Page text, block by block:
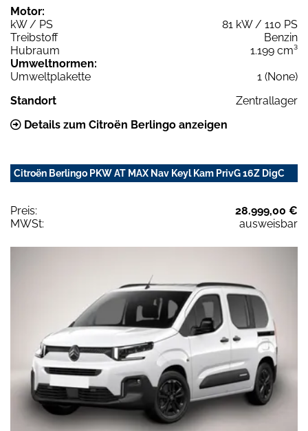
Motor:
kW / PS
81 kW / 110 PS
Treibstoff
Benzin
Hubraum
1.199 cm³
Umweltnormen:
Umweltplakette
1 (None)
Standort
Zentrallager
Details zum Citroën Berlingo anzeigen
Citroën Berlingo PKW AT MAX Nav Keyl Kam PrivG 16Z DigC
Preis:
28.999,00 €
MWSt:
ausweisbar